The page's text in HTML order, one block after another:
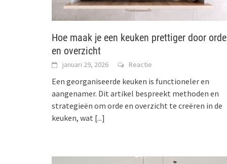
Hoe maak je een keuken prettiger door orde
en overzicht
januari 29, 2026 Reactie
Een georganiseerde keuken is functioneler en
aangenamer. Dit artikel bespreekt methoden en
strategieën om orde en overzicht te creëren in de
keuken, wat [...]